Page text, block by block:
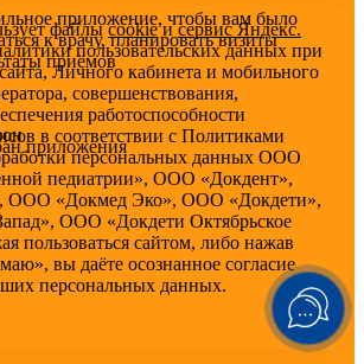
приложение, чтобы вам было
к врачу, планировать визиты
приёмов
файлыcookieисервис Яндекс.
пользовательских данных при
Личного кабинета и мобильного
совершенствования,
работоспособности
в соответствии с Политиками
персональных данных ООО
педиатрии», ООО «Докдент»,
«Докмед Эко», ООО «Докдети»,
ООО «Докдети Октябрьское
пользоваться сайтом, либо нажав
вы даёте осознанное согласие
персональных данных.